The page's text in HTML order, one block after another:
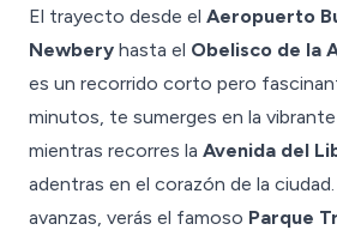
El trayecto desde el Aeropuerto
Newbery hasta el Obelisco de la
es un recorrido corto pero
minutos, te sumerges en la vibrante
mientras recorres la Avenida del
adentras en el corazón de la
avanzas, verás el famoso Parque